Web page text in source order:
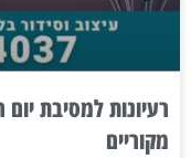
מקוריים